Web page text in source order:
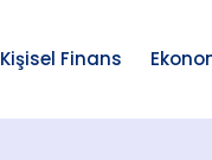
Kişisel Finans